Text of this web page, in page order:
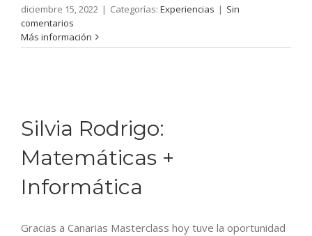
diciembre 15, 2022 | Categorías: Experiencias | Sin
comentarios
Más información
Silvia Rodrigo:
Matemáticas +
Informática
Gracias a Canarias Masterclass hoy tuve la oportunidad